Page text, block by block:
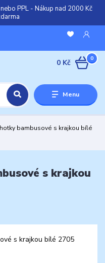
PPL - Nákup nad 2000 Kč
Menu
0
0 Kč
bambusové s krajkou bílé
s krajkou